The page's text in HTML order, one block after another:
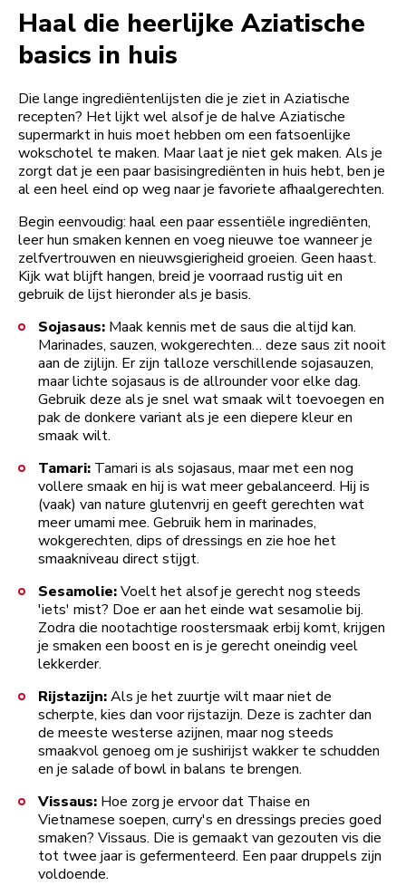
Haal die heerlijke Aziatische
basics in huis
Die lange ingrediëntenlijsten die je ziet in Aziatische
recepten? Het lijkt wel alsof je de halve Aziatische
supermarkt in huis moet hebben om een fatsoenlijke
wokschotel te maken. Maar laat je niet gek maken. Als je
zorgt dat je een paar basisingrediënten in huis hebt, ben je
al een heel eind op weg naar je favoriete afhaalgerechten.
Begin eenvoudig: haal een paar essentiële ingrediënten,
leer hun smaken kennen en voeg nieuwe toe wanneer je
zelfvertrouwen en nieuwsgierigheid groeien. Geen haast.
Kijk wat blijft hangen, breid je voorraad rustig uit en
gebruik de lijst hieronder als je basis.
Sojasaus: Maak kennis met de saus die altijd kan.
Marinades, sauzen, wokgerechten… deze saus zit nooit
aan de zijlijn. Er zijn talloze verschillende sojasauzen,
maar lichte sojasaus is de allrounder voor elke dag.
Gebruik deze als je snel wat smaak wilt toevoegen en
pak de donkere variant als je een diepere kleur en
smaak wilt.
Tamari: Tamari is als sojasaus, maar met een nog
vollere smaak en hij is wat meer gebalanceerd. Hij is
(vaak) van nature glutenvrij en geeft gerechten wat
meer umami mee. Gebruik hem in marinades,
wokgerechten, dips of dressings en zie hoe het
smaakniveau direct stijgt.
Sesamolie:Voelt het alsof je gerecht nog steeds
'iets' mist? Doe er aan het einde wat sesamolie bij.
Zodra die nootachtige roostersmaak erbij komt, krijgen
je smaken een boost en is je gerecht oneindig veel
lekkerder.
Rijstazijn:Als je het zuurtje wilt maar niet de
scherpte, kies dan voor rijstazijn. Deze is zachter dan
de meeste westerse azijnen, maar nog steeds
smaakvol genoeg om je sushirijst wakker te schudden
en je salade of bowl in balans te brengen.
Vissaus: Hoe zorg je ervoor dat Thaise en
Vietnamese soepen, curry's en dressings precies goed
smaken? Vissaus. Die is gemaakt van gezouten vis die
tot twee jaar is gefermenteerd. Een paar druppels zijn
voldoende.